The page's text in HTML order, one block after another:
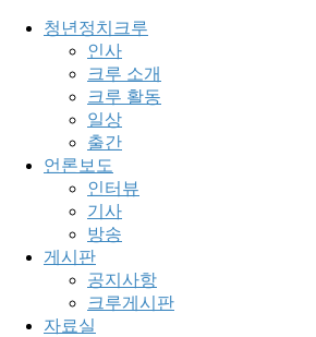
청년정치크루
인사
크루 소개
크루 활동
일상
출간
언론보도
인터뷰
기사
방송
게시판
공지사항
크루게시판
자료실